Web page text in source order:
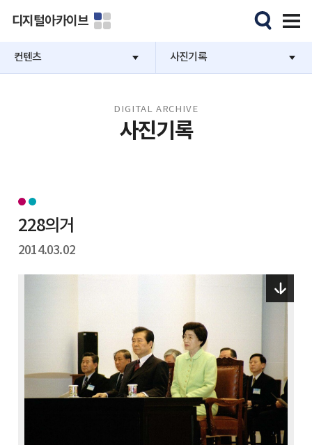
디지털아카이브
컨텐츠 사진기록
DIGITAL ARCHIVE
사진기록
228의거
2014.03.02